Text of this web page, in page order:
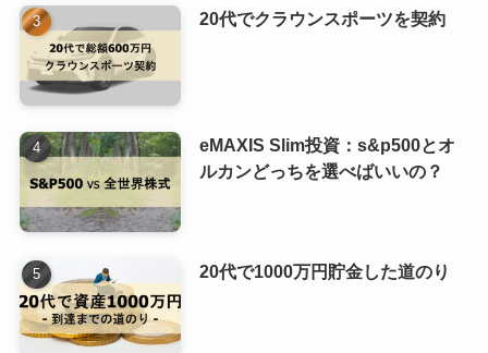
20代でクラウンスポーツを契約
eMAXIS Slim投資：s&p500とオ
ルカンどっちを選べばいいの？
20代で1000万円貯金した道のり